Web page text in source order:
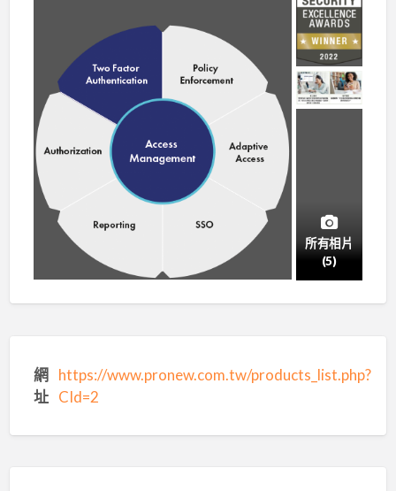
所有相片
(5)
網
址
https://www.pronew.com.tw/products_list.php?
CId=2